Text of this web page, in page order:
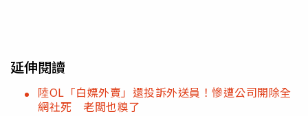
延伸閱讀
陸OL「白嫖外賣」還投訴外送員！慘遭公司開除全
網社死 老闆也糗了